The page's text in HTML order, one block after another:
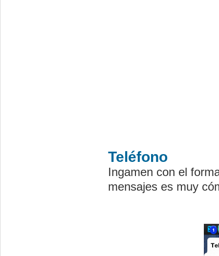
Teléfono
Ingamen con el
mensajes es muy